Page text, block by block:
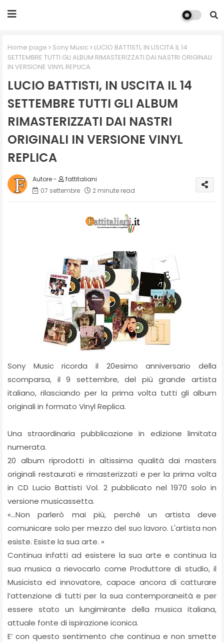
Home page Sony Music
LUCIO BATTISTI, IN USCITA IL 14
SETTEMBRE TUTTI GLI ALBUM RIMASTERIZZATI DAI NASTRI ORIGINALI
IN VERSIONE VINYL REPLICA
LUCIO BATTISTI, IN USCITA IL 14
SETTEMBRE TUTTI GLI ALBUM
RIMASTERIZZATI DAI NASTRI
ORIGINALI IN VERSIONE VINYL
REPLICA
fattitaliani
07 settembre
2 minute read
Sony Music ricorda il 20esimo anniversario della
scomparsa, il 9 settembre, del più grande artista
italiano, rilasciando per la prima volta tutti gli album
originali in formato Vinyl Replica.
Una straordinaria pubblicazione in edizione limitata
numerata.
20 album riprodotti in altissima qualità dai masters
originali restaurati e rimasterizzati e per la prima volta
in CD Lucio Battisti Vol. 2 pubblicato nel 1970 solo in
versione musicassetta.
«…Non parlerò mai più, perché un artista deve
comunicare solo per mezzo del suo lavoro. L'artista non
esiste. Esiste la sua arte. »
Continua infatti ad esistere la sua arte e continua la
sua musica a rievocarlo come Produttore di studio, il
Musicista ed innovatore, capace ancora di catturare
l’attenzione di tutti per la sua contemporaneità e per
essere stato un lungimirante della musica italiana,
attuale fonte di ispirazione iconica.
E’ con questo sentimento che continua e non smette